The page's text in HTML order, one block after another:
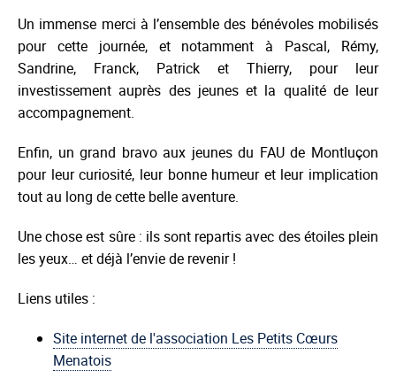
Un immense merci à l’ensemble des bénévoles mobilisés
pour cette journée, et notamment à Pascal, Rémy,
Sandrine, Franck, Patrick et Thierry, pour leur
investissement auprès des jeunes et la qualité de leur
accompagnement.
Enfin, un grand bravo aux jeunes du FAU de Montluçon
pour leur curiosité, leur bonne humeur et leur implication
tout au long de cette belle aventure.
Une chose est sûre : ils sont repartis avec des étoiles plein
les yeux… et déjà l’envie de revenir !
Liens utiles :
Site internet de l'association Les Petits Cœurs
Menatois